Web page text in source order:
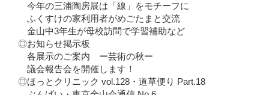
今年の三浦陶房展は「線」をモチーフに
ふくすけの家利用者がめごたまと交流
金山中3年生が母校訪問で学習補助など
◎お知らせ掲示板
各展示のご案内 ー芸術の秋ー
議会報告会を開催します！
◎ほっとクリニック vol.128・道草便り Part.18